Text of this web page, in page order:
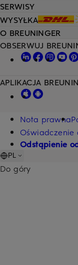
SERWISY
WYSYŁKA
O BREUNINGER
OBSERWUJ
APLIKACJA
Nota prawna
Oświadczenie
Odstąpienie
PL
Do góry